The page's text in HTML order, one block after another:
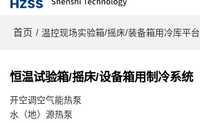
首页 / 温控现场实验箱/摇床/装备箱用冷库平台
恒温试验箱/摇床/设备箱用制冷系统
开空调空气能热泵
水（地）源热泵